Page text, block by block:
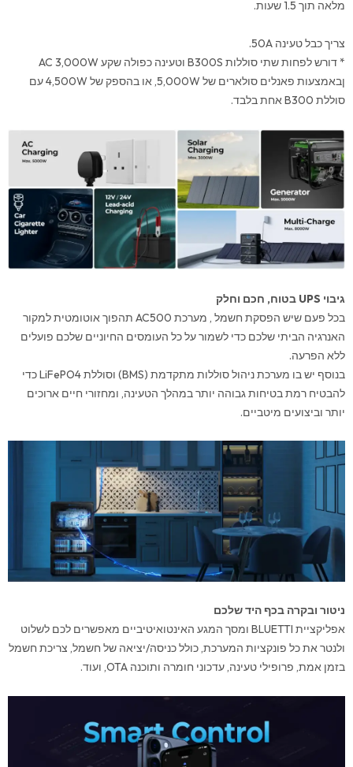
מלאה תוך 1.5 שעות.
צריך כבל טעינה 50A.
* דורש לפחות שתי סוללות B300S וטעינה כפולה שקע AC 3,000W
ןבאמצעות פאנלים סולארים של 5,000W, או בהספק של 4,500W עם
סוללת B300 אחת בלבד.
גיבוי UPS בטוח, חכם וחלק
בכל פעם שיש הפסקת חשמל , מערכת AC500 תהפוך אוטומטית למקור
האנרגיה הביתי שלכם כדי לשמור על כל העומסים החיוניים שלכם פועלים
ללא הפרעה.
בנוסף יש בו מערכת ניהול סוללות מתקדמת (BMS) וסוללת LiFePO4 כדי
להבטיח רמת בטיחות גבוהה יותר במהלך הטעינה, ומחזורי חיים ארוכים
יותר וביצועים מיטביים.
ניטור ובקרה בכף היד שלכם
אפליקציית BLUETTI ומסך המגע האינטואיטיביים מאפשרים לכם לשלוט
ולנטר את כל פונקציות המערכת, כולל כניסה/יציאה של חשמל, צריכת חשמל
בזמן אמת, פרופילי טעינה, עדכוני חומרה ותוכנה OTA, ועוד.